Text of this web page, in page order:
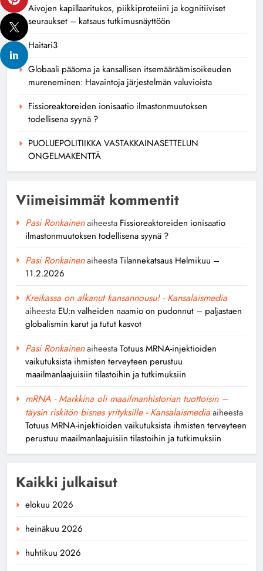
Aivojen kapillaaritukos, piikkiproteiini ja kognitiiviset
seuraukset – katsaus tutkimusnäyttöön
Haitari3
Globaali pääoma ja kansallisen itsemääräämisoikeuden
mureneminen: Havaintoja järjestelmän valuvioista
Fissioreaktoreiden ionisaatio ilmastonmuutoksen
todellisena syynä ?
PUOLUEPOLITIIKKA VASTAKKAINASETTELUN
ONGELMAKENTTÄ
Viimeisimmät kommentit
Pasi Ronkainenaiheesta Fissioreaktoreiden ionisaatio
ilmastonmuutoksen todellisena syynä ?
Pasi RonkainenaiheestaTilannekatsaus Helmikuu –
11.2.2026
Kreikassa on alkanut kansannousu! - Kansalaismedia
aiheesta EU:n valheiden naamio on pudonnut – paljastaen
globalismin karut ja tutut kasvot
Pasi RonkainenaiheestaTotuus MRNA-injektioiden
vaikutuksista ihmisten terveyteen perustuu
maailmanlaajuisiin tilastoihin ja tutkimuksiin
mRNA - Markkina oli maailmanhistorian tuottoisin –
täysin riskitön bisnes yrityksille - Kansalaismediaaiheesta
Totuus MRNA-injektioiden vaikutuksista ihmisten terveyteen
perustuu maailmanlaajuisiin tilastoihin ja tutkimuksiin
Kaikki julkaisut
elokuu 2026
heinäkuu 2026
huhtikuu 2026